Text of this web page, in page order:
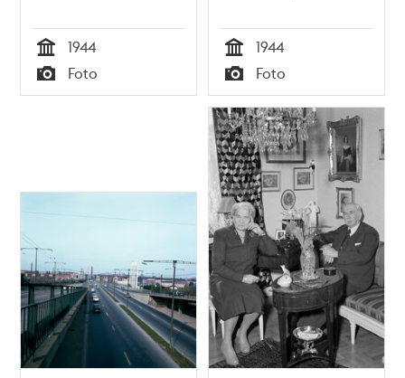
Tid
1944
Typ
Foto Tid
1944
Typ
Foto